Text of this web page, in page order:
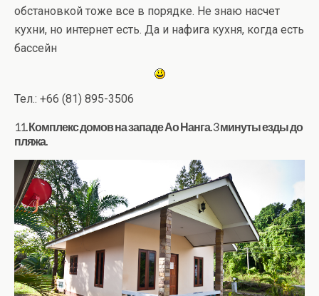
обстановкой тоже все в порядке. Не знаю насчет
кухни, но интернет есть. Да и нафига кухня, когда есть
бассейн
Тел.: +66 (81) 895-3506
11. Комплекс домов на западе Ао Нанга. 3 минуты езды до
пляжа.